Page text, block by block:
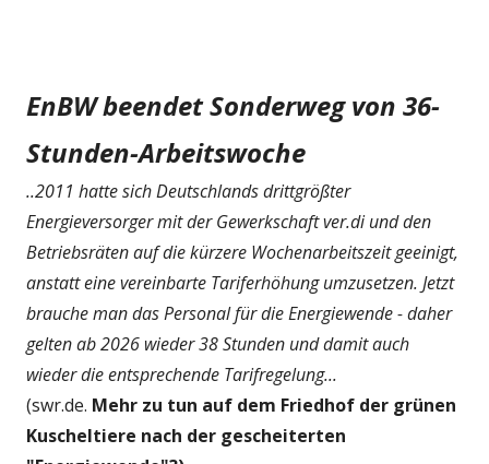
EnBW beendet Sonderweg von 36-
Stunden-Arbeitswoche
..2011 hatte sich Deutschlands drittgrößter
Energieversorger mit der Gewerkschaft ver.di und den
Betriebsräten auf die kürzere Wochenarbeitszeit geeinigt,
anstatt eine vereinbarte Tariferhöhung umzusetzen. Jetzt
brauche man das Personal für die Energiewende - daher
gelten ab 2026 wieder 38 Stunden und damit auch
wieder die entsprechende Tarifregelung...
(swr.de. Mehr zu tun auf dem Friedhof der grünen
Kuscheltiere nach der gescheiterten